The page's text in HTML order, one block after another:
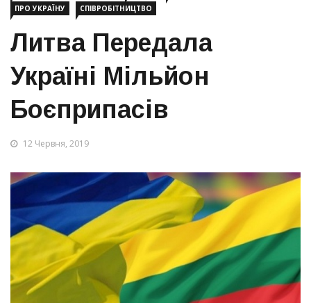
ПРО УКРАЇНУ
СПІВРОБІТНИЦТВО
Литва Передала
Україні Мільйон
Боєприпасів
12 Червня, 2019